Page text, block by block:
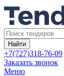
Найти
+7(727)318-76-09
Заказать звонок
Меню